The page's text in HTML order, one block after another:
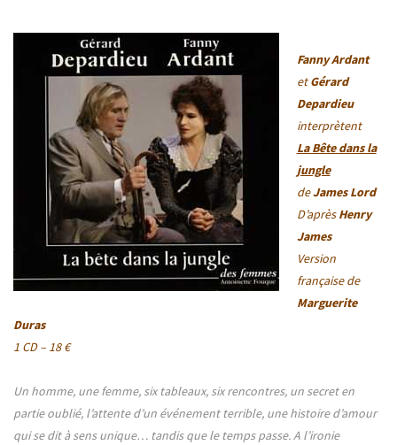
Fanny Ardant
etGérard
Depardieu
interprètent
La Bête dans la
jungle
deJames Lord
D’aprèsHenry
James
Version
française de
Marguerite
Duras
1 CD – 18 €
Un homme, une femme, six tableaux, six rencontres, un secret en
partie oublié, l’attente d’un événement terrible, une histoire d’amour
qui se dit à sens unique… tandis que le temps passe. A l’ironie